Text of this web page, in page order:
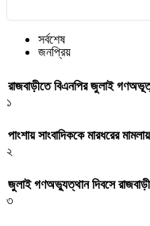
সর্বশেষ
জনপ্রিয়
রাজবাড়ীতে বিএন‌পির জুলাই
১
পাংশায় সাংবাদিককে মারধরের
২
জুলাই গণঅভ্যুত্থান দিবসে
৩